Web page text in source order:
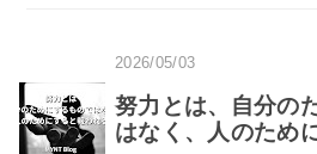
2026/05/03
努力とは、自分の
はなく、人のため